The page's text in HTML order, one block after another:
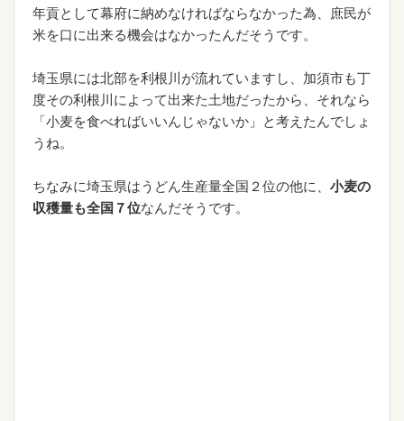
年貢として幕府に納めなければならなかった為、庶民が
米を口に出来る機会はなかったんだそうです。
埼玉県には北部を利根川が流れていますし、加須市も丁
度その利根川によって出来た土地だったから、それなら
「小麦を食べればいいんじゃないか」と考えたんでしょ
うね。
ちなみに埼玉県はうどん生産量全国２位の他に、 小麦の
収穫量も全国７位なんだそうです。